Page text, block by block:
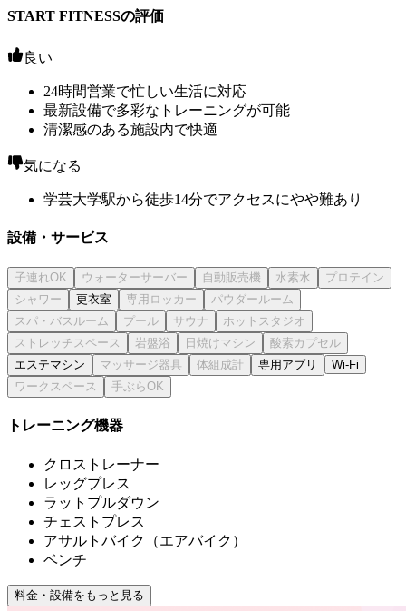
START FITNESSの評価
良い
24時間営業で忙しい生活に対応
最新設備で多彩なトレーニングが可能
清潔感のある施設内で快適
気になる
学芸大学駅から徒歩14分でアクセスにやや難あり
設備・サービス
更衣室
エステマシン 専用アプリ Wi-Fi
トレーニング機器
クロストレーナー
レッグプレス
ラットプルダウン
チェストプレス
アサルトバイク（エアバイク）
ベンチ
料金・設備をもっと見る